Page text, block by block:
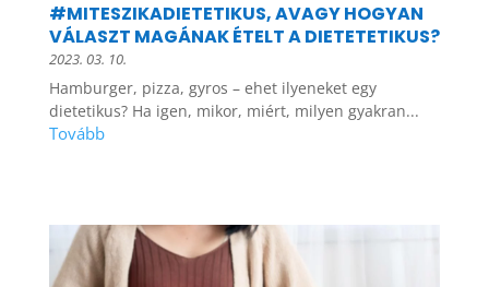
#MITESZIKADIETETIKUS, AVAGY HOGYAN
VÁLASZT MAGÁNAK ÉTELT A DIETETETIKUS?
2023. 03. 10.
Hamburger, pizza, gyros – ehet ilyeneket egy
dietetikus? Ha igen, mikor, miért, milyen gyakran...